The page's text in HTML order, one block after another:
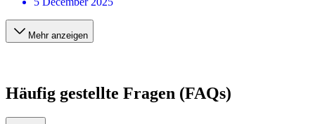
Mehr anzeigen
Häufig gestellte Fragen (FAQs)